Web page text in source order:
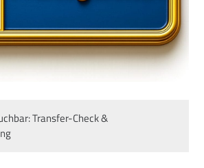
Transfer-Check &